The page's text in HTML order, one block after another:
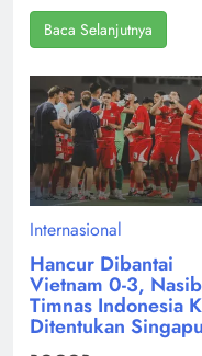
Baca Selanjutnya
Internasional
Hancur Dibantai
Vietnam 0-3, Nasib
Timnas Indonesia
Ditentukan